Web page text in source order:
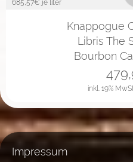
685,57€ je liter
Knappogue
Libris The
Bourbon
inkl. 19% MwSt.
Impressum